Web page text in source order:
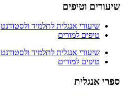
שיעורים וטיפים
שיעורי אנגלית לתלמיד ולסטודנט
טיפים למורים
שיעורי אנגלית לתלמיד ולסטודנט
טיפים למורים
ספרי אנגלית